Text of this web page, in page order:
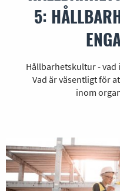
5:
Hållbarhetskultur - vad
Vad är väsentligt för
inom